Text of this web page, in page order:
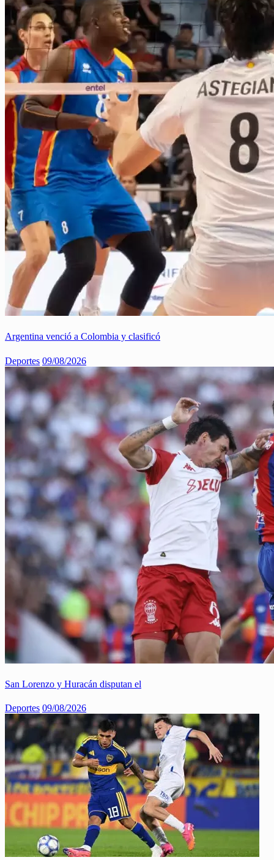
Argentina venció a Colombia y clasificó
Deportes 09/08/2026
San Lorenzo y Huracán disputan el
Deportes 09/08/2026